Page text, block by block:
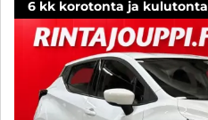
6 kk korotonta ja kulutonta